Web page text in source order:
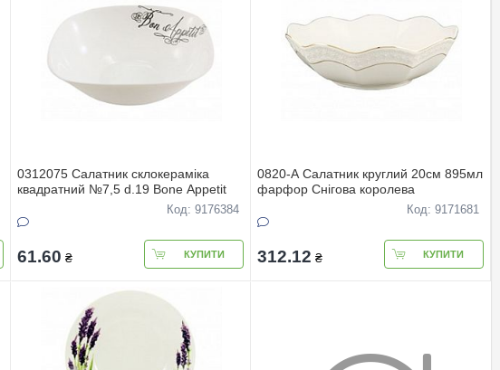
0312075 Салатник склокерамiка
квадратний №7,5 d.19 Bone Appetit
Код: 9176384
61.60 ₴ КУПИТИ
0820-А Салатник круглий 20см 895мл
фарфор Снігова королева
Код: 9171681
312.12 ₴ КУПИТИ